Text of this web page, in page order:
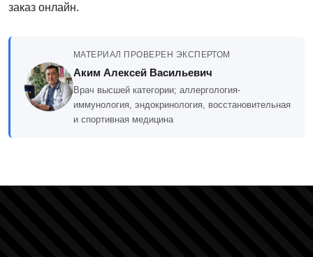
заказ онлайн.
МАТЕРИАЛ ПРОВЕРЕН ЭКСПЕРТОМ
Аким Алексей Васильевич
Врач высшей категории; аллергология-
иммунология, эндокринология, восстановительная
и спортивная медицина